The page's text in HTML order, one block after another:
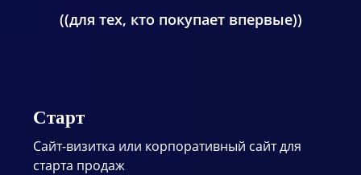
((для тех, кто покупает впервые))
Старт
Сайт-визитка или корпоративный сайт для
старта продаж